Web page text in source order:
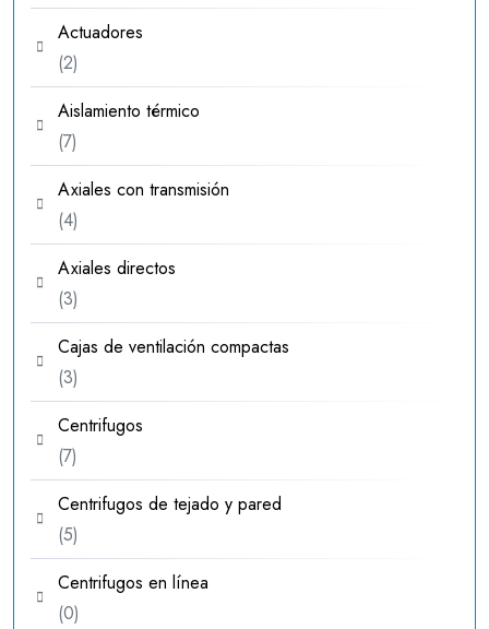
producto
Actuadores
22
productos
Aislamiento térmico
77
productos
Axiales con transmisión
44
productos
Axiales directos
33
productos
Cajas de ventilación compactas
33
productos
Centrifugos
77
productos
Centrifugos de tejado y pared
55
productos
Centrifugos en línea
00